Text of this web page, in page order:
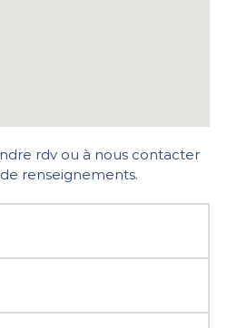
rdv ou à nous contacter
renseignements.